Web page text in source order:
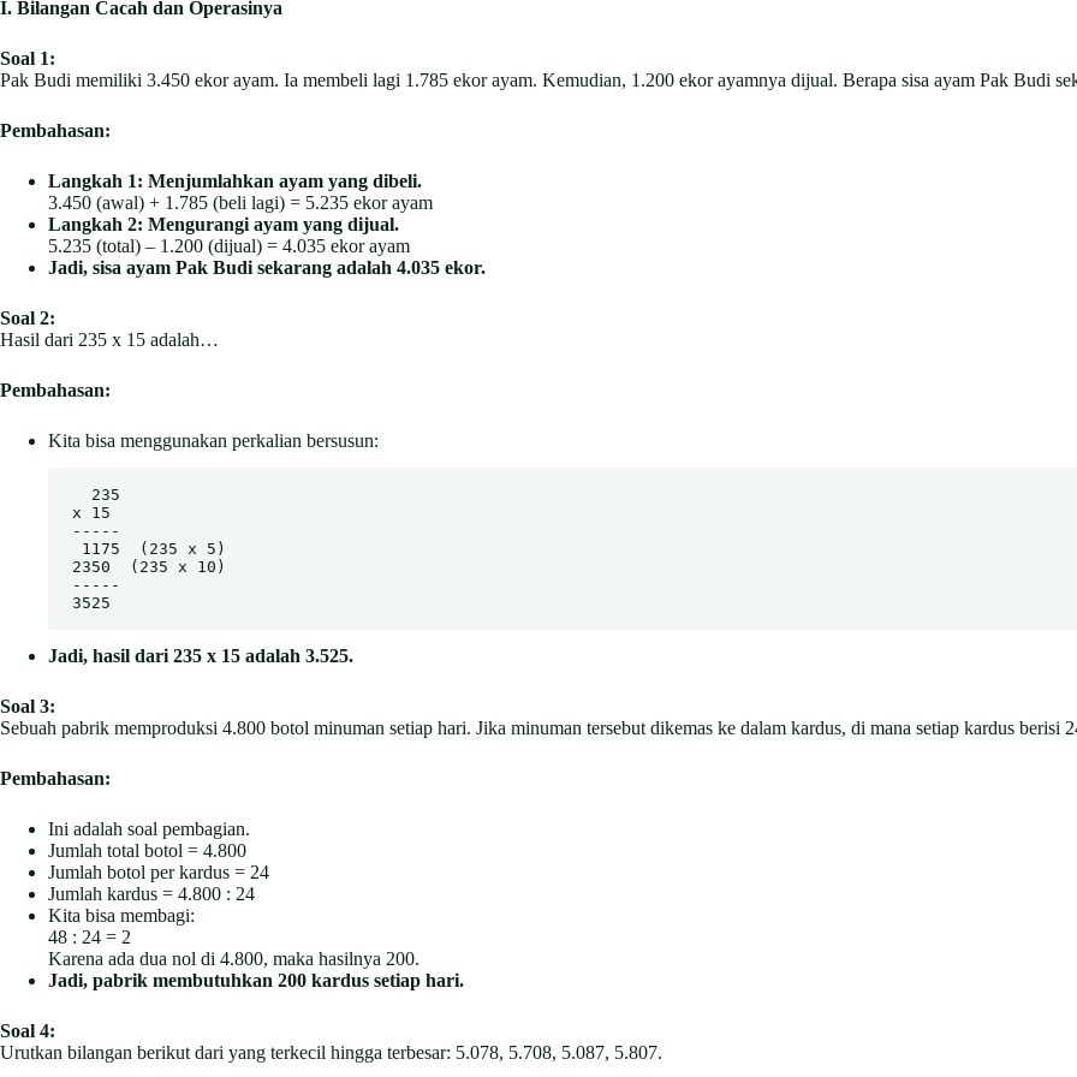
I. Bilangan Cacah dan Operasinya
Soal 1:
Pak Budi memiliki 3.450 ekor ayam. Ia membeli lagi 1.785 ekor ayam. Kemudian, 1.200 ekor ayamnya dijual. Berapa sisa ayam Pak Budi
Pembahasan:
Langkah 1: Menjumlahkan ayam yang dibeli.
3.450 (awal) + 1.785 (beli lagi) = 5.235 ekor ayam
Langkah 2: Mengurangi ayam yang dijual.
5.235 (total) – 1.200 (dijual) = 4.035 ekor ayam
Jadi, sisa ayam Pak Budi sekarang adalah 4.035 ekor.
Soal 2:
Hasil dari 235 x 15 adalah…
Pembahasan:
Kita bisa menggunakan perkalian bersusun:
  235
x 15
-----
1175  (235 x 5)
2350  (235 x 10)
-----
3525
Jadi, hasil dari 235 x 15 adalah 3.525.
Soal 3:
Sebuah pabrik memproduksi 4.800 botol minuman setiap hari. Jika minuman tersebut dikemas ke dalam kardus, di mana setiap kardus berisi
Pembahasan:
Ini adalah soal pembagian.
Jumlah total botol = 4.800
Jumlah botol per kardus = 24
Jumlah kardus = 4.800 : 24
Kita bisa membagi:
48 : 24 = 2
Karena ada dua nol di 4.800, maka hasilnya 200.
Jadi, pabrik membutuhkan 200 kardus setiap hari.
Soal 4:
Urutkan bilangan berikut dari yang terkecil hingga terbesar: 5.078, 5.708, 5.087, 5.807.